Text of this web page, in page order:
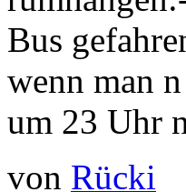
Bus
wenn man
um 23 Uhr
von Rücki